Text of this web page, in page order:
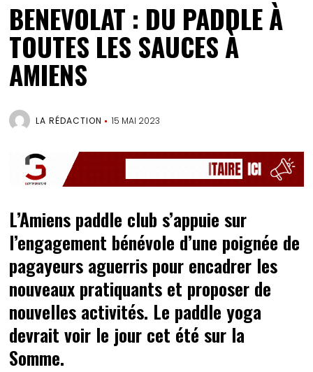
BENEVOLAT : DU PADDLE À
TOUTES LES SAUCES À
AMIENS
LA RÉDACTION 15 MAI 2023
L’Amiens paddle club s’appuie sur
l’engagement bénévole d’une poignée de
pagayeurs aguerris pour encadrer les
nouveaux pratiquants et proposer de
nouvelles activités. Le paddle yoga
devrait voir le jour cet été sur la
Somme.